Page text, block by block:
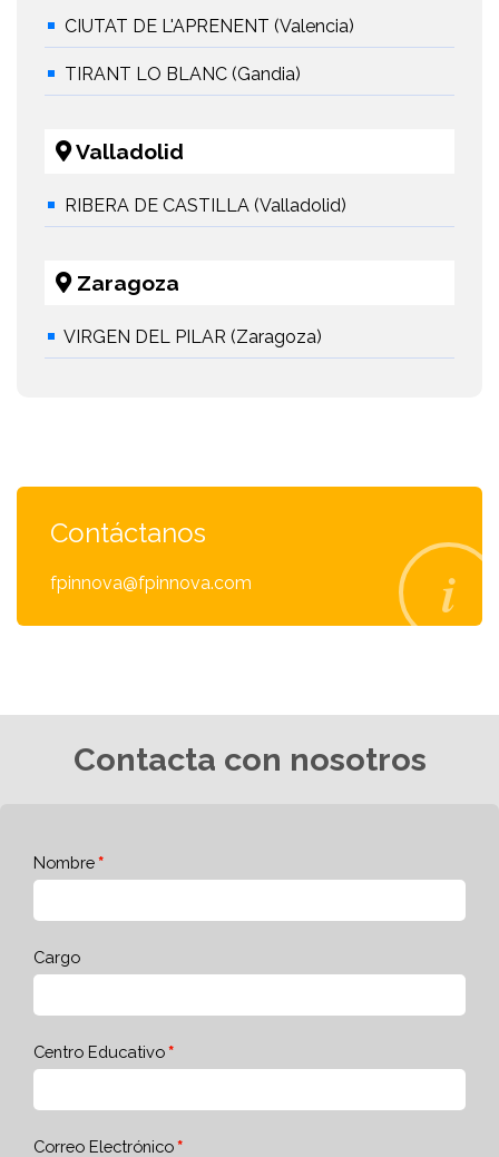
CIUTAT DE L'APRENENT (Valencia)
TIRANT LO BLANC (Gandia)
Valladolid
RIBERA DE CASTILLA (Valladolid)
Zaragoza
VIRGEN DEL PILAR (Zaragoza)
Contáctanos
fpinnova@fpinnova.com
Contacta con nosotros
Nombre
Cargo
Centro Educativo
Correo Electrónico